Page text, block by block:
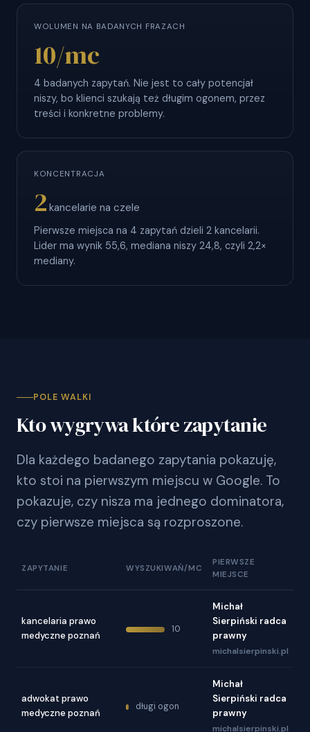
WOLUMEN NA BADANYCH FRAZACH
10/mc
4 badanych zapytań. Nie jest to cały potencjał
niszy, bo klienci szukają też długim ogonem, przez
treści i konkretne problemy.
KONCENTRACJA
2 kancelarie na czele
Pierwsze miejsca na 4 zapytań dzieli 2 kancelarii.
Lider ma wynik 55,6, mediana niszy 24,8, czyli 2,2×
mediany.
POLE WALKI
Kto wygrywa które zapytanie
Dla każdego badanego zapytania pokazuję,
kto stoi na pierwszym miejscu w Google. To
pokazuje, czy nisza ma jednego dominatora,
czy pierwsze miejsca są rozproszone.
ZAPYTANIE WYSZUKIWAŃ/MC
PIERWSZE
MIEJSCE
kancelaria prawo
medyczne poznań
10
Michał
Sierpiński radca
prawny
michalsierpinski.pl
adwokat prawo
medyczne poznań
długi ogon
Michał
Sierpiński radca
prawny
michalsierpinski.pl